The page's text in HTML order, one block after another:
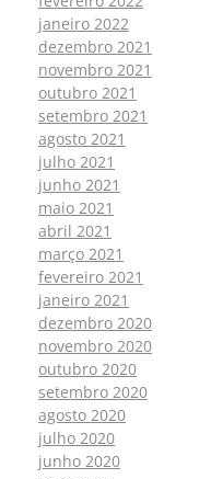
janeiro 2022
dezembro 2021
novembro 2021
outubro 2021
setembro 2021
agosto 2021
julho 2021
junho 2021
maio 2021
abril 2021
março 2021
fevereiro 2021
janeiro 2021
dezembro 2020
novembro 2020
outubro 2020
setembro 2020
agosto 2020
julho 2020
junho 2020